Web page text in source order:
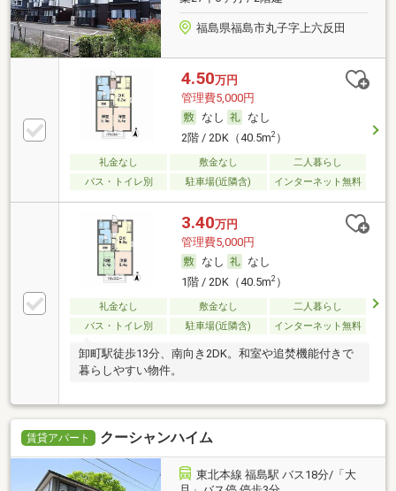
福島県福島市丸子字上六反田
4.50万円
管理費5,000円
なし
なし
2階 / 2DK（40.5m2）
礼金なし 敷金なし
二人暮らし
バス・トイレ別
駐車場(近隣含) インターネット無料
3.40万円
管理費5,000円
なし
なし
1階 / 2DK（40.5m2）
礼金なし 敷金なし
二人暮らし
バス・トイレ別
駐車場(近隣含) インターネット無料
卸町駅徒歩13分、南向き2DK。和室や追焚機能付きで
暮らしやすい物件。
賃貸アパート クーシャンハイム
東北本線 福島駅 バス18分/「大